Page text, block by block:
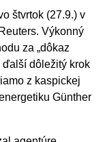
štvrtok (27.9.) v
Výkonný
za „dôkaz
ďalší dôležitý krok
z kaspickej
Günther